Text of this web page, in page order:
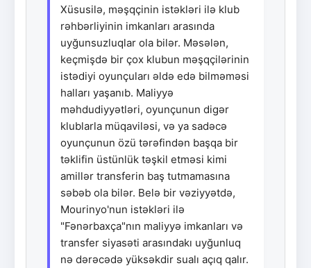
Xüsusilə, məşqçinin istəkləri ilə klub
rəhbərliyinin imkanları arasında
uyğunsuzluqlar ola bilər. Məsələn,
keçmişdə bir çox klubun məşqçilərinin
istədiyi oyunçuları əldə edə bilməməsi
halları yaşanıb. Maliyyə
məhdudiyyətləri, oyunçunun digər
klublarla müqaviləsi, və ya sadəcə
oyunçunun özü tərəfindən başqa bir
təklifin üstünlük təşkil etməsi kimi
amillər transferin baş tutmamasına
səbəb ola bilər. Belə bir vəziyyətdə,
Mourinyo'nun istəkləri ilə
"Fənərbaxça"nın maliyyə imkanları və
transfer siyasəti arasındakı uyğunluq
nə dərəcədə yüksəkdir sualı açıq qalır.